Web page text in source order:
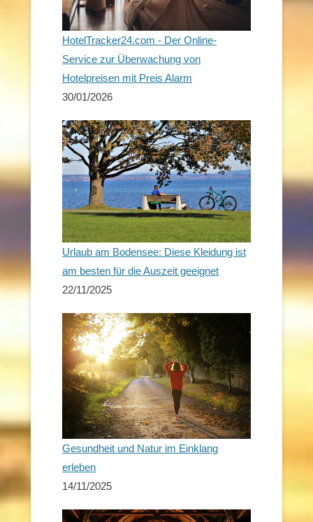
HotelTracker24.com - Der Online-
Service zur Überwachung von
Hotelpreisen mit Preis Alarm
30/01/2026
Urlaub am Bodensee: Diese Kleidung ist
am besten für die Auszeit geeignet
22/11/2025
Gesundheit und Natur im Einklang
erleben
14/11/2025